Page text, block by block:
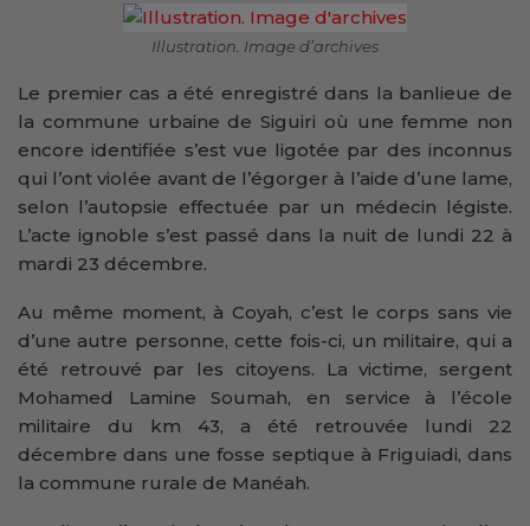
Illustration. Image d’archives
Le premier cas a été enregistré dans la banlieue de
la commune urbaine de Siguiri où une femme non
encore identifiée s’est vue ligotée par des inconnus
qui l’ont violée avant de l’égorger à l’aide d’une lame,
selon l’autopsie effectuée par un médecin légiste.
L’acte ignoble s’est passé dans la nuit de lundi 22 à
mardi 23 décembre.
Au même moment, à Coyah, c’est le corps sans vie
d’une autre personne, cette fois-ci, un militaire, qui a
été retrouvé par les citoyens. La victime, sergent
Mohamed Lamine Soumah, en service à l’école
militaire du km 43, a été retrouvée lundi 22
décembre dans une fosse septique à Friguiadi, dans
la commune rurale de Manéah.